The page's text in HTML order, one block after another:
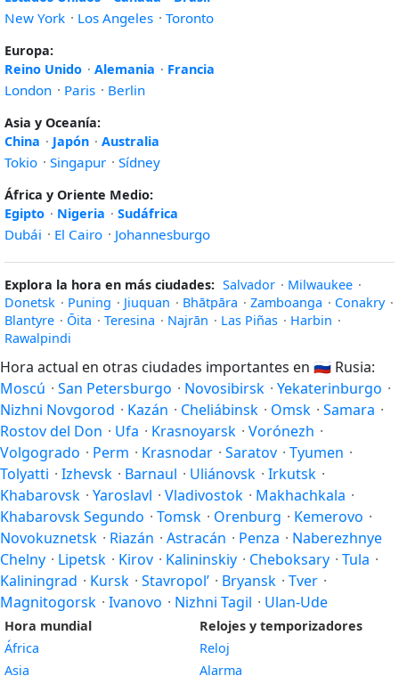
New York · Los Angeles · Toronto
Europa:
Reino Unido · Alemania · Francia
London · Paris · Berlin
Asia y Oceanía:
China · Japón · Australia
Tokio · Singapur · Sídney
África y Oriente Medio:
Egipto · Nigeria · Sudáfrica
Dubái · El Cairo · Johannesburgo
Explora la hora en más ciudades: Salvador · Milwaukee ·
Donetsk · Puning · Jiuquan · Bhātpāra · Zamboanga · Conakry ·
Blantyre · Ōita · Teresina · Najrān · Las Piñas · Harbin ·
Rawalpindi
Hora actual en otras ciudades importantes en 🇷🇺 Rusia:
Moscú · San Petersburgo · Novosibirsk · Yekaterinburgo ·
Nizhni Novgorod · Kazán · Cheliábinsk · Omsk · Samara ·
Rostov del Don · Ufa · Krasnoyarsk · Vorónezh ·
Volgogrado · Perm · Krasnodar · Saratov · Tyumen ·
Tolyatti · Izhevsk · Barnaul · Uliánovsk · Irkutsk ·
Khabarovsk · Yaroslavl · Vladivostok · Makhachkala ·
Khabarovsk Segundo · Tomsk · Orenburg · Kemerovo ·
Novokuznetsk · Riazán · Astracán · Penza · Naberezhnye
Chelny · Lipetsk · Kirov · Kalininskiy · Cheboksary · Tula ·
Kaliningrad · Kursk · Stavropol’ · Bryansk · Tver ·
Magnitogorsk · Ivanovo · Nizhni Tagil · Ulan-Ude
Hora mundial
África
Asia
Relojes y temporizadores
Reloj
Alarma